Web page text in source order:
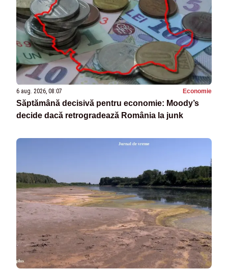
6 aug. 2026, 08:07 Economie
Săptămână decisivă pentru economie: Moody’s
decide dacă retrogradează România la junk